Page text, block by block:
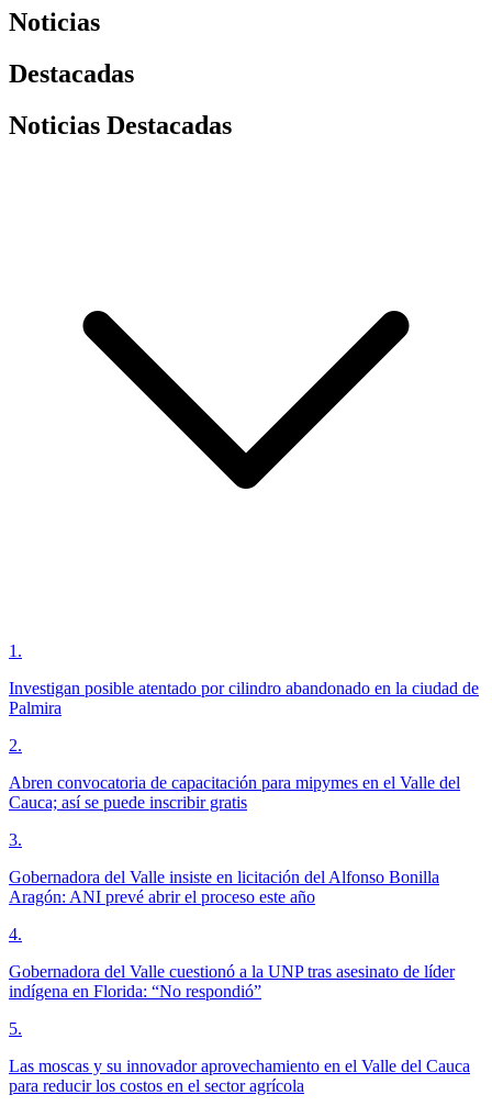
Noticias
Destacadas
Noticias Destacadas
1 .
Investigan posible atentado por cilindro abandonado en la ciudad de
Palmira
2.
Abren convocatoria de capacitación para mipymes en el Valle del
Cauca; así se puede inscribir gratis
3.
Gobernadora del Valle insiste en licitación del Alfonso Bonilla
Aragón: ANI prevé abrir el proceso este año
4.
Gobernadora del Valle cuestionó a la UNP tras asesinato de líder
indígena en Florida: “No respondió”
5.
Las moscas y su innovador aprovechamiento en el Valle del Cauca
para reducir los costos en el sector agrícola